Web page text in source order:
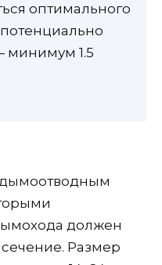
оптимального
минимум 1.5
должен
Размер